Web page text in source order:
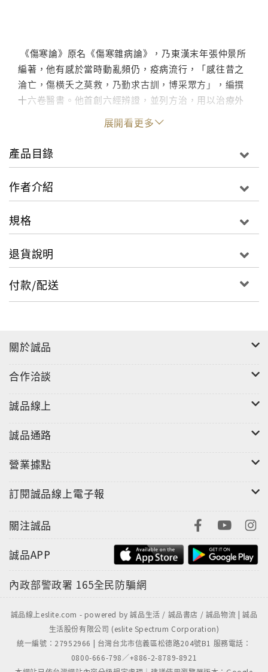
《傷寒論》原名《傷寒雜病論》，乃東漢末年張仲景所
編著，他有感於當時動亂頻仍，疫病流行，「感往昔之
淪亡，傷橫夭之莫救，乃勤求古訓，博采眾方」，編撰
十六卷醫書。他首創六經辨證，並列方治，用以治療外
感傷寒，被譽為臨床辨證論治，理、法、方、藥俱備的
第一部醫典，一千七百多年來迭有增補，至今仍廣泛應
用，可見其價值。
四十年，認為現代醫藥發達，營養充足，多數「死症」
現代人之需要，尤其值得年輕醫生參考。
展開看更多
產品目錄
作者介紹
規格
退貨說明
付款/配送
關於誠品
合作洽談
誠品線上
誠品通路
營業據點
訂閱誠品線上電子報
關注誠品
誠品APP
內政部警政署 165全民防騙網
誠品線上eslite.com - powered by 誠品生活 / 誠品書店 / 誠品物流 | 誠品
生活股份有限公司 (eslite Spectrum Corporation)
統一編號：27952966 | 台灣台北市信義區松德路204號B1 服務電話：
0800-666-798／+886-2-8789-8921